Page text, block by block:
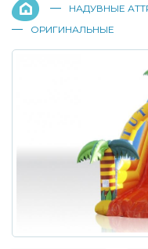
— НАДУВНЫЕ
— ОРИГИНАЛЬНЫЕ